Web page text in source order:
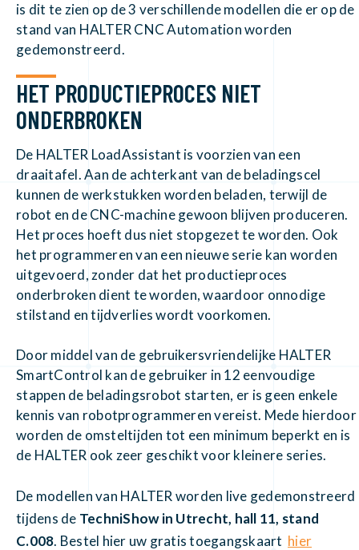
is dit te zien op de 3 verschillende modellen die er op de
stand van HALTER CNC Automation worden
gedemonstreerd.
HET PRODUCTIEPROCES NIET
ONDERBROKEN
De HALTER LoadAssistant is voorzien van een
draaitafel. Aan de achterkant van de beladingscel
kunnen de werkstukken worden beladen, terwijl de
robot en de CNC-machine gewoon blijven produceren.
Het proces hoeft dus niet stopgezet te worden. Ook
het programmeren van een nieuwe serie kan worden
uitgevoerd, zonder dat het productieproces
onderbroken dient te worden, waardoor onnodige
stilstand en tijdverlies wordt voorkomen.
Door middel van de gebruikersvriendelijke HALTER
SmartControl kan de gebruiker in 12 eenvoudige
stappen de beladingsrobot starten, er is geen enkele
kennis van robotprogrammeren vereist. Mede hierdoor
worden de omsteltijden tot een minimum beperkt en is
de HALTER ook zeer geschikt voor kleinere series.
De modellen van HALTER worden live gedemonstreerd
tijdens de TechniShow in Utrecht, hall 11, stand
C.008. Bestel hier uw gratis toegangskaart hier